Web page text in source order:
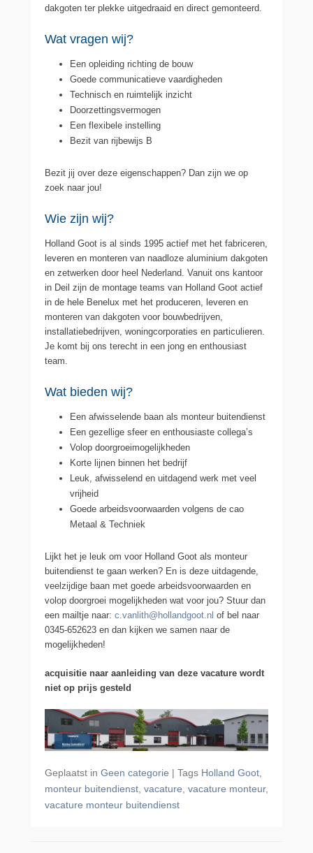
dakgoten ter plekke uitgedraaid en direct gemonteerd.
Wat vragen wij?
Een opleiding richting de bouw
Goede communicatieve vaardigheden
Technisch en ruimtelijk inzicht
Doorzettingsvermogen
Een flexibele instelling
Bezit van rijbewijs B
Bezit jij over deze eigenschappen? Dan zijn we op
zoek naar jou!
Wie zijn wij?
Holland Goot is al sinds 1995 actief met het fabriceren,
leveren en monteren van naadloze aluminium dakgoten
en zetwerken door heel Nederland. Vanuit ons kantoor
in Deil zijn de montage teams van Holland Goot actief
in de hele Benelux met het produceren, leveren en
monteren van dakgoten voor bouwbedrijven,
installatiebedrijven, woningcorporaties en particulieren.
Je komt bij ons terecht in een jong en enthousiast
team.
Wat bieden wij?
Een afwisselende baan als monteur buitendienst
Een gezellige sfeer en enthousiaste collega’s
Volop doorgroeimogelijkheden
Korte lijnen binnen het bedrijf
Leuk, afwisselend en uitdagend werk met veel
vrijheid
Goede arbeidsvoorwaarden volgens de cao
Metaal & Techniek
Lijkt het je leuk om voor Holland Goot als monteur
buitendienst te gaan werken? En is deze uitdagende,
veelzijdige baan met goede arbeidsvoorwaarden en
volop doorgroei mogelijkheden wat voor jou? Stuur dan
een mailtje naar: c.vanlith@hollandgoot.nl of bel naar
0345-652623 en dan kijken we samen naar de
mogelijkheden!
acquisitie naar aanleiding van deze vacature wordt
niet op prijs gesteld
Geplaatst in Geen categorie | Tags Holland Goot,
monteur buitendienst, vacature, vacature monteur,
vacature monteur buitendienst